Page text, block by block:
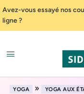
Avez-vous essayé nos
ligne ?
YOGA » YOGA AUX